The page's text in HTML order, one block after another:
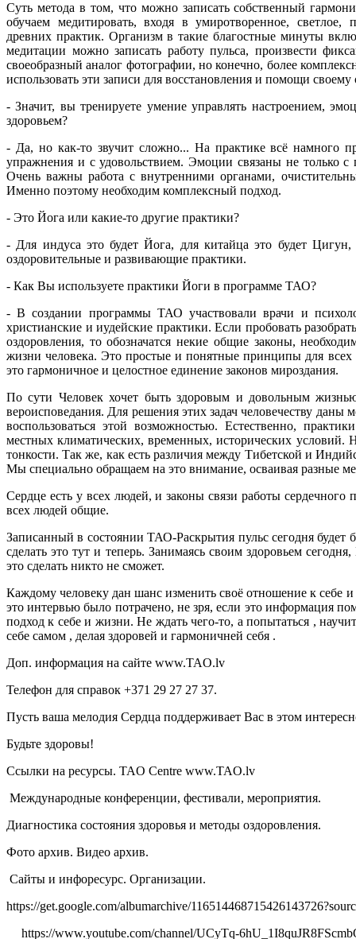
Суть метода в том, что можно записать собственный
обучаем медитировать, входя в умиротворенное,
древних практик. Организм в такие благостные минуты
медитации можно записать работу пульса, произвести
своеобразный аналог фотографии, но конечно, более
использовать эти записи для восстановления и помощи
- Значит, вы тренируете умение управлять настроением,
здоровьем?
- Да, но как-то звучит сложно... На практике всё намного
упражнения и с удовольствием. Эмоции связаны не только
Очень важны работа с внутренними органами,
Именно поэтому необходим комплексный подход.
- Это Йога или какие-то другие практики?
- Для индуса это будет Йога, для китайца это будет
оздоровительные и развивающие практики.
- Как Вы используете практики Йоги в программе ТАО?
- В создании программы ТАО участвовали врачи и
христианские и иудейские практики. Если пробовать
оздоровления, то обозначатся некие общие законы,
жизни человека. Это простые и понятные принципы для всех
это гармоничное и целостное единение законов мироздания.
По сути Человек хочет быть здоровым и довольным
вероисповедания. Для решения этих задач человечеству
воспользоваться этой возможностью. Естественно,
местных климатических, временных, исторических условий.
тонкости. Так же, как есть различия между Тибетской и
Мы специально обращаем на это внимание, осваивая разные
Сердце есть у всех людей, и законы связи работы
всех людей общие.
Записанный в состоянии ТАО-Раскрытия пульс сегодня будет
сделать это тут и теперь. Занимаясь своим здоровьем
это сделать никто не сможет.
Каждому человеку дан шанс изменить своё отношение к себе
это интервью было потрачено, не зря, если это информация
подход к себе и жизни. Не ждать чего-то, а попытаться ,
себе самом , делая здоровей и гармоничней себя .
Доп. информация на сайте www.TAO.lv
Телефон для справок +371 29 27 27 37.
Пусть ваша мелодия Сердца поддерживает Вас в этом
Будьте здоровы!
Ccылки на ресурсы. TAO Centre www.TAO.lv
Международные конференции, фестивали, мероприятия.
Диагностика состояния здоровья и методы оздоровления.
Фото архив. Видео архив.
Сайты и инфоресурс. Организации.
https://get.google.com/albumarchive/
https://www.youtube.com/channel/UCyTq-